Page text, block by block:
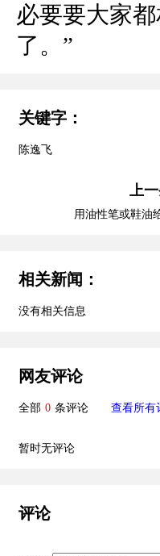
必要要大家
了。”
关键字：
陈逸飞
上
用油性笔或鞋油
相关新闻：
没有相关信息
网友评论
全部 0 条评论 查看所有
暂时无评论
评论